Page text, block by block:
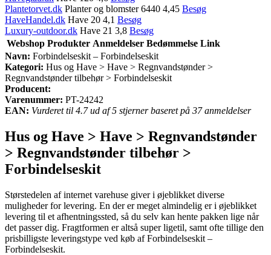
Plantetorvet.dk Planter og blomster 6440 4,45 Besøg
HaveHandel.dk Have 20 4,1 Besøg
Luxury-outdoor.dk Have 21 3,8 Besøg
Webshop Produkter Anmeldelser Bedømmelse Link
Navn: Forbindelseskit – Forbindelseskit
Kategori: Hus og Have > Have > Regnvandstønder >
Regnvandstønder tilbehør > Forbindelseskit
Producent:
Varenummer: PT-24242
EAN: Vurderet til 4.7 ud af 5 stjerner baseret på 37 anmeldelser
Hus og Have > Have > Regnvandstønder
> Regnvandstønder tilbehør >
Forbindelseskit
Størstedelen af internet varehuse giver i øjeblikket diverse
muligheder for levering. En der er meget almindelig er i øjeblikket
levering til et afhentningssted, så du selv kan hente pakken lige når
det passer dig. Fragtformen er altså super ligetil, samt ofte tillige den
prisbilligste leveringstype ved køb af Forbindelseskit –
Forbindelseskit.